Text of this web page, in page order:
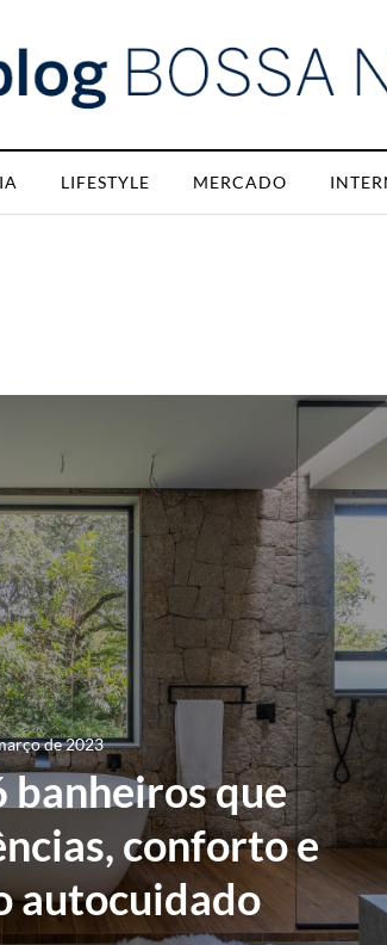
LIFESTYLE MERCADO
de 2023
banheiros que
conforto e
autocuidado